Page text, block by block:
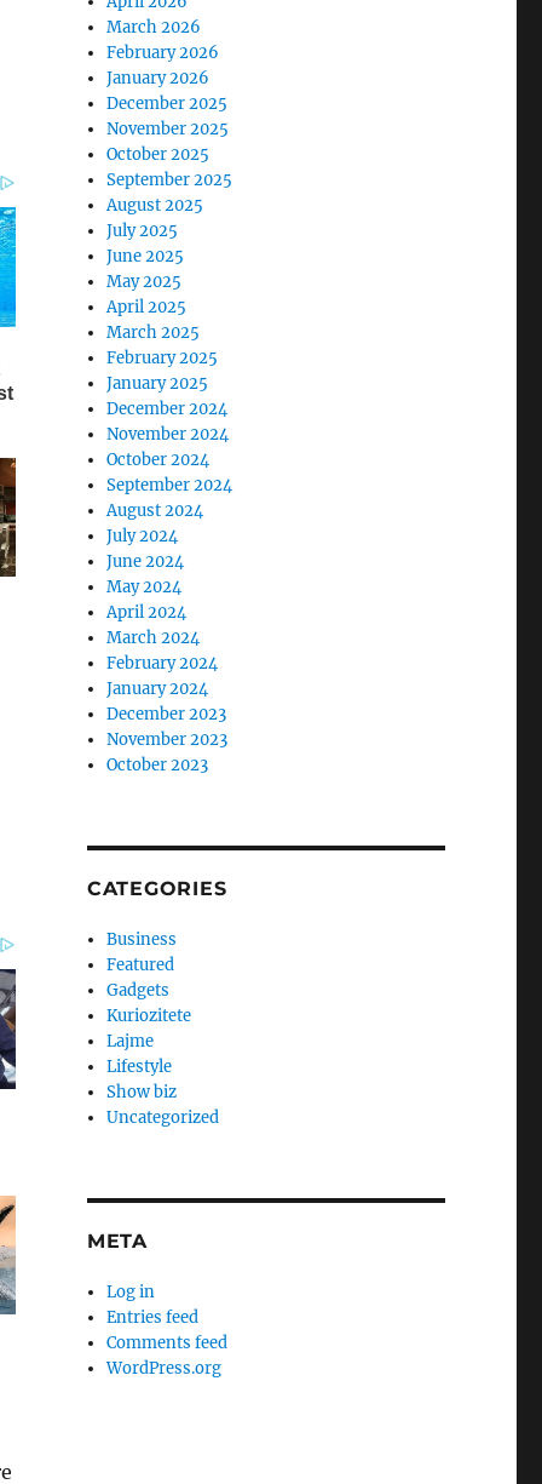
March 2026
February 2026
January 2026
December 2025
November 2025
October 2025
September 2025
August 2025
July 2025
June 2025
May 2025
April 2025
March 2025
February 2025
January 2025
December 2024
November 2024
October 2024
September 2024
August 2024
July 2024
June 2024
May 2024
April 2024
March 2024
February 2024
January 2024
December 2023
November 2023
October 2023
CATEGORIES
Business
Featured
Gadgets
Kuriozitete
Lajme
Lifestyle
Show biz
Uncategorized
META
Log in
Entries feed
Comments feed
WordPress.org